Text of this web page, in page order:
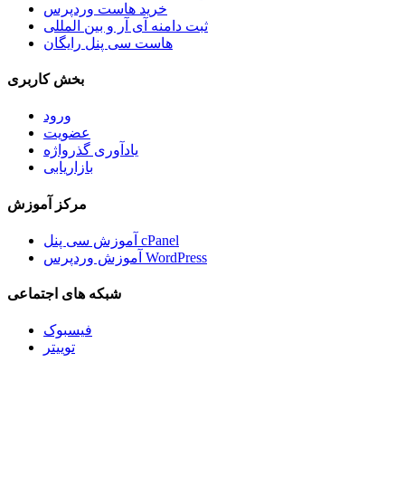
خرید هاست وردپرس
ثبت دامنه آی آر و بین المللی
هاست سی پنل رایگان
بخش کاربری
ورود
عضویت
یادآوری گذرواژه
بازاریابی
مرکز آموزش
آموزش سی پنل cPanel
آموزش وردپرس WordPress
شبکه های اجتماعی
فیسبوک
توییتر